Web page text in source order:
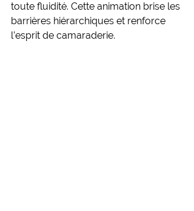
toute fluidité. Cette animation brise les
barrières hiérarchiques et renforce
l’esprit de camaraderie.